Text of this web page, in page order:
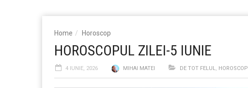
Home Horoscop
HOROSCOPUL ZILEI-5 IUNIE
4 IUNIE, 2026 MIHAI MATEI DE TOT FELUL, HOROSCOP